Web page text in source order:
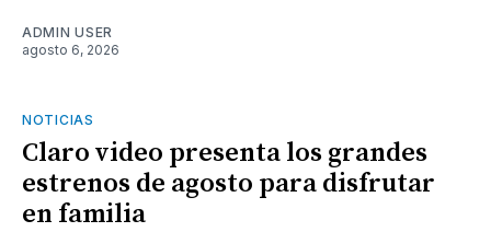
ADMIN USER
agosto 6, 2026
NOTICIAS
Claro video presenta los grandes
estrenos de agosto para disfrutar
en familia